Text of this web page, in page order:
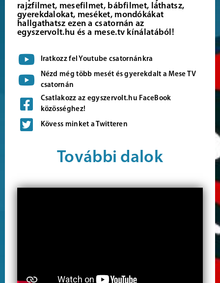
rajzfilmet, mesefilmet, bábfilmet, láthatsz,
gyerekdalokat, meséket, mondókákat
hallgathatsz ezen a csatornán az
egyszervolt.hu és a mese.tv kínálatából!
Iratkozz fel Youtube csatornánkra
Nézd még több mesét és gyerekdalt a Mese TV
csatornán
Csatlakozz az egyszervolt.hu FaceBook
közösséghez!
Kövess minket a Twitteren
További dalok